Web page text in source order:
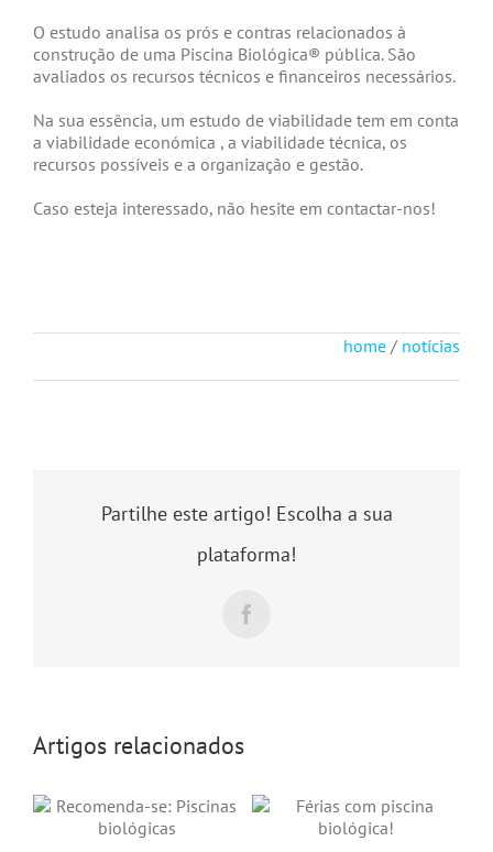
O estudo analisa os prós e contras relacionados à
construção de uma Piscina Biológica® pública. São
avaliados os recursos técnicos e financeiros necessários.
Na sua essência, um estudo de viabilidade tem em conta
a viabilidade económica , a viabilidade técnica, os
recursos possíveis e a organização e gestão.
Caso esteja interessado, não hesite em contactar-nos!
home / notícias
Partilhe este artigo! Escolha a sua
plataforma!
Facebook
Artigos relacionados